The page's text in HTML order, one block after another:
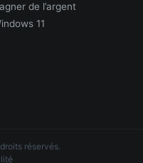
de l’argent
11
réservés.
· Guide testé